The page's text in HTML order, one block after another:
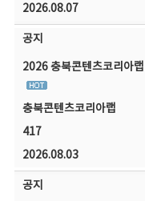
2026.08.07
공지
2026 충북콘텐츠코리아
충북콘텐츠코리아랩
417
2026.08.03
공지